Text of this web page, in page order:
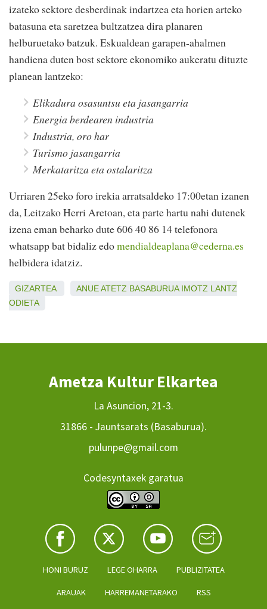
izateko sektore desberdinak indartzea eta horien arteko
batasuna eta saretzea bultzatzea dira planaren
helburuetako batzuk. Eskualdean garapen-ahalmen
handiena duten bost sektore ekonomiko aukeratu dituzte
planean lantzeko:
Elikadura osasuntsu eta jasangarria
Energia berdearen industria
Industria, oro har
Turismo jasangarria
Merkataritza eta ostalaritza
Urriaren 25eko foro irekia arratsaldeko 17:00etan izanen
da, Leitzako Herri Aretoan, eta parte hartu nahi dutenek
izena eman beharko dute 606 40 86 14 telefonora
whatsapp bat bidaliz edomendialdeaplana@cederna.es
helbidera idatziz.
GIZARTEA ANUEATETZ BASABURUA IMOTZ LANTZ
ODIETA
Ametza Kultur Elkartea
La Asuncion, 21-3.
31866 - Jauntsarats (Basaburua).
pulunpe@gmail.com
Codesyntaxek garatua
HONI BURUZ LEGE OHARRA PUBLIZITATEA
ARAUAK HARREMANETARAKO RSS